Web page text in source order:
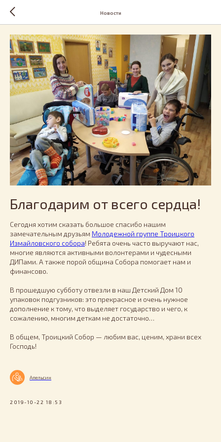
Новости
Благодарим от всего сердца!
Сегодня хотим сказать большое спасибо нашим
замечательным друзьям Молодежной группе Троицкого
Измайловского собора! Ребята очень часто выручают нас,
многие являются активными волонтерами и чудесными
ДИПами. А также порой община Собора помогает нам и
финансово.
В прошедшую субботу отвезли в наш Детский Дом 10
упаковок подгузников: это прекрасное и очень нужное
дополнение к тому, что выделяет государство и чего, к
сожалению, многим деткам не достаточно…
В общем, Троицкий Собор — любим вас, ценим, храни всех
Господь!
Апельсин
2019-10-22 18:53